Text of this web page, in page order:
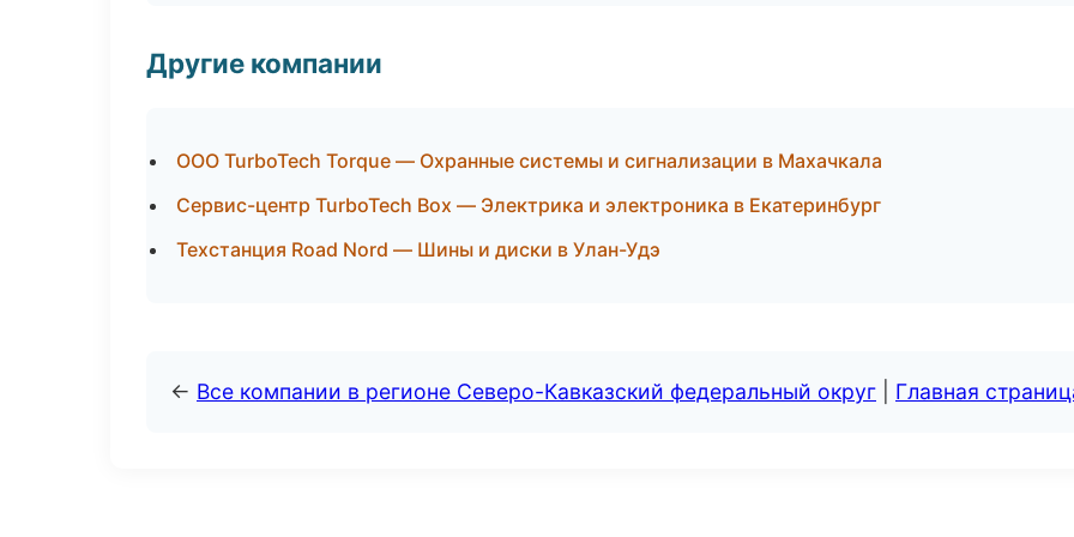
Другие компании
ООО TurboTech Torque — Охранные системы и сигнализации в Махачкала
Сервис-центр TurboTech Box — Электрика и электроника в Екатеринбург
Техстанция Road Nord — Шины и диски в Улан-Удэ
← Все компании в регионе Северо-Кавказский федеральный округ Главная